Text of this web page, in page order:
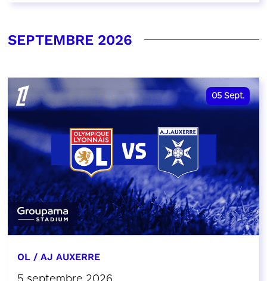
SEPTEMBRE 2026
05 Sept.
OL / AJ AUXERRE